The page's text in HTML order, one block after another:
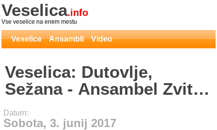
Veselica.info
Vse veselice na enem mestu
Veselice Ansambli Video
Veselica: Dutovlje,
Sežana - Ansambel Zvita
Feltna, Jastrebi
Datum:
Sobota, 3. junij 2017